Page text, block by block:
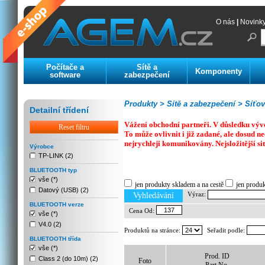
O nás
Počítače a
software
Sítě a
zabezpečení
Komponenty
Detailní třídení
Reset filtru
Výrobce
TP-LINK (2)
BLUETOOTH typ
vše (*)
Datový (USB) (2)
BLUETOOTH verze
vše (*)
V4.0 (2)
BLUETOOTH třída
vše (*)
Class 2 (do 10m) (2)
Sítě a zabezpečení >
Produkty >
Vážení obchodní partneři. V důsledku
To může ovlivnit i již zadané, ale dosud
nejrychleji komunikovány. Nejsložitější
jen produkty skladem a na cestě jen
Vyhledávání Výraz:
Cena Od:
Produktů na stránce: Seřadit podle:
Foto
Prod. ID